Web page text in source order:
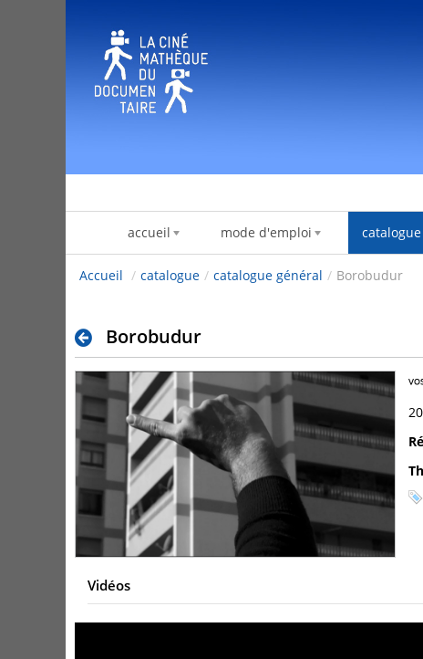
accueil mode d'emploi catalogue
Accueil / catalogue / catalogue général / Borobudur
Borobudur
Vidéos